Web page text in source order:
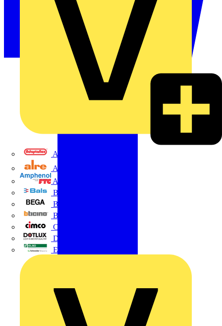
Adaptaflex
Alre
Amphenol FTG
BALS
Bega
Bticino
Cimco
DOTLUX GmbH
Elso